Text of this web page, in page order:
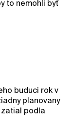
to nemohli byť
buduci rok v
planovany
podla